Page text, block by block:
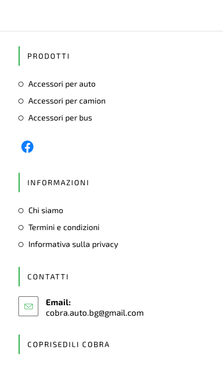
PRODOTTI
Accessori per auto
Accessori per camion
Accessori per bus
tab
INFORMAZIONI
Chi siamo
Termini e condizioni
Informativa sulla privacy
CONTATTI
Email:
cobra.auto.bg@gmail.com
COPRISEDILI COBRA